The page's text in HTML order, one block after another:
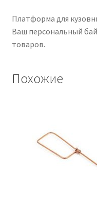
Платформа для
Ваш персональный
товаров.
Похожие